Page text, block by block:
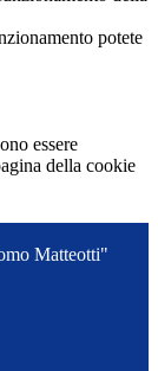
potete
essere
della cookie
Matteotti"